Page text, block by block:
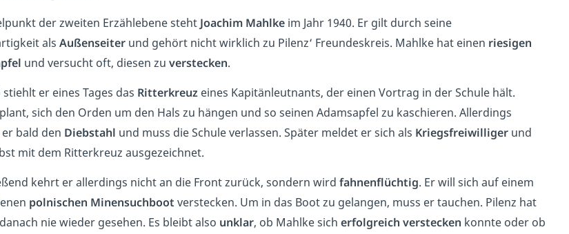
der zweiten Erzählebene steht Joachim Mahlke im Jahr 1940. Er gilt durch seine
als Außenseiter und gehört nicht wirklich zu Pilenz‘ Freundeskreis. Mahlke hat einen riesigen
und versucht oft, diesen zu verstecken.
stiehlt er eines Tages das Ritterkreuz eines Kapitänleutnants, der einen Vortrag in der Schule hält.
sich den Orden um den Hals zu hängen und so seinen Adamsapfel zu kaschieren. Allerdings
er bald den Diebstahl und muss die Schule verlassen. Später meldet er sich als Kriegsfreiwilliger und
mit dem Ritterkreuz ausgezeichnet.
kehrt er allerdings nicht an die Front zurück, sondern wird fahnenflüchtig. Er will sich auf einem
polnischen Minensuchboot verstecken. Um in das Boot zu gelangen, muss er tauchen. Pilenz hat
nie wieder gesehen. Es bleibt also unklar, ob Mahlke sich erfolgreich verstecken konnte oder ob